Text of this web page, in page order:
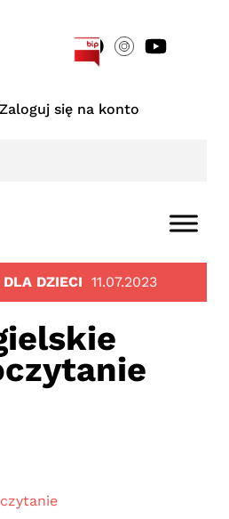
Zaloguj się na konto
DZIECI 11.07.2023